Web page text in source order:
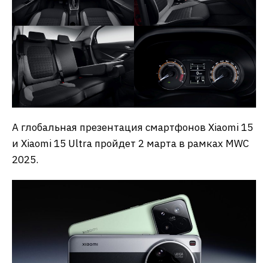
А глобальная презентация смартфонов Xiaomi 15
и Xiaomi 15 Ultra пройдет 2 марта в рамках MWC
2025.